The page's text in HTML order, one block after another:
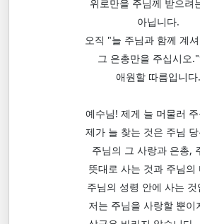
위로만을 주님께 받으려
아닙니다.
오직 "늘 주님과 함께 계
그 은총만을 주십시오
애원할 따름입니다.
예수님! 제게 늘 머물러
제가 늘 찾는 것은 주님
주님의 그 사랑과 은총,
뜻대로 사는 것과 주님의
주님의 성령 안에 사는 것
저는 주님을 사랑할 뿐이